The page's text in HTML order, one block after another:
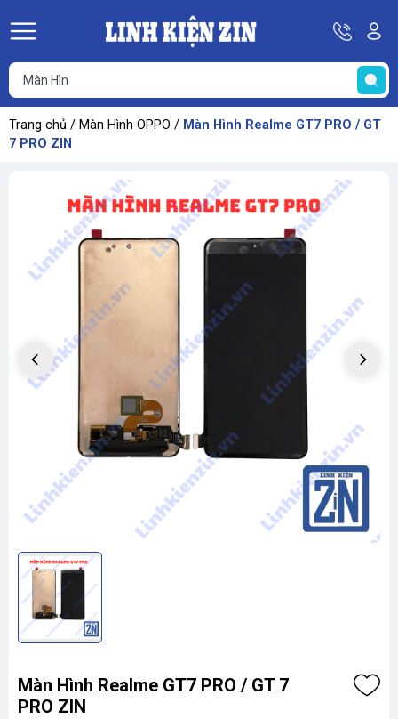
Hotline
08
69
67
68
69
Trang chủ / Màn Hình OPPO / Màn Hình Realme GT7 PRO / GT
7 PRO ZIN
Màn Hình Realme GT7 PRO / GT 7
PRO ZIN